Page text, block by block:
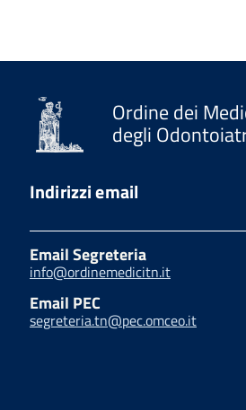
Ordine dei
degli
Indirizzi email
Email Segreteria
info@ordinemedicitn.it
Email PEC
segreteria.tn@pec.omceo.it